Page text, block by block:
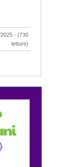
- (730
letture)